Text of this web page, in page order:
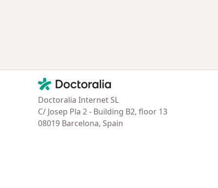
Contacto
Doctoralia - Página de inicio
Doctoralia Internet SL
C/ Josep Pla 2 - Building B2, floor 13
08019 Barcelona, Spain